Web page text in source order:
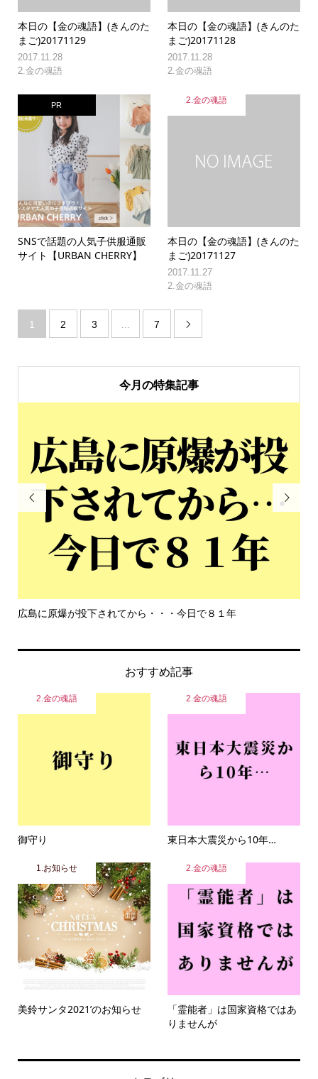
本日の【金の魂語】(きんのた
まご)20171129
2017.11.28
2.金の魂語
本日の【金の魂語】(きんのた
まご)20171128
2017.11.28
2.金の魂語
PR
SNSで話題の人気子供服通販
サイト【URBAN CHERRY】
2.金の魂語
本日の【金の魂語】(きんのた
まご)20171127
2017.11.27
2.金の魂語
1 2 3 7 
今月の特集記事

広島に原爆が投下されてから・・・今日で８１年

おすすめ記事
2.金の魂語
御守り
2.金の魂語
東日本大震災から10年…
1.お知らせ
美鈴サンタ2021’のお知らせ
2.金の魂語
「霊能者」は国家資格ではあ
りませんが